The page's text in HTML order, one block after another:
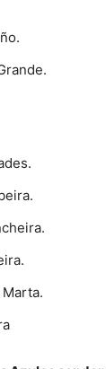
Marta.